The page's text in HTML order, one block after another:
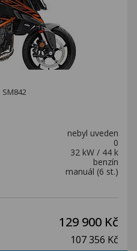
SM842
nebyl uveden
0
32 kW / 44 k
benzín
manuál (6 st.)
129 900 Kč
107 356 Kč